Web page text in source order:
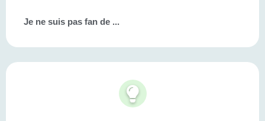
Je ne suis pas fan de ...